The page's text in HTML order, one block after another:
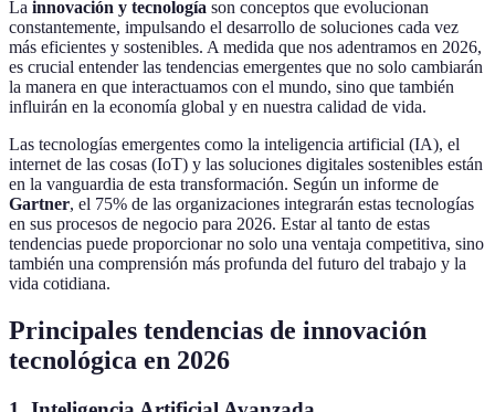
La innovación y tecnología son conceptos que evolucionan
constantemente, impulsando el desarrollo de soluciones cada vez
más eficientes y sostenibles. A medida que nos adentramos en 2026,
es crucial entender las tendencias emergentes que no solo cambiarán
la manera en que interactuamos con el mundo, sino que también
influirán en la economía global y en nuestra calidad de vida.
Las tecnologías emergentes como la inteligencia artificial (IA), el
internet de las cosas (IoT) y las soluciones digitales sostenibles están
en la vanguardia de esta transformación. Según un informe de
Gartner, el 75% de las organizaciones integrarán estas tecnologías
en sus procesos de negocio para 2026. Estar al tanto de estas
tendencias puede proporcionar no solo una ventaja competitiva, sino
también una comprensión más profunda del futuro del trabajo y la
vida cotidiana.
Principales tendencias de innovación
tecnológica en 2026